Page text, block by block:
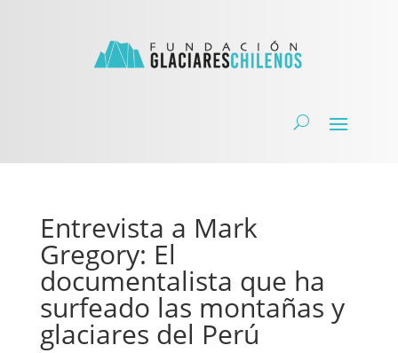
Entrevista a Mark
Gregory: El
documentalista que ha
surfeado las montañas y
glaciares del Perú